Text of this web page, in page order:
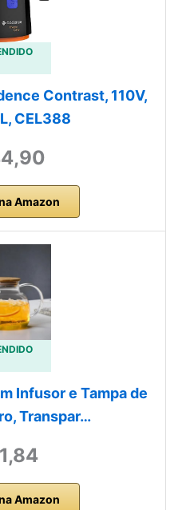
Contrast, 110V,
CEL388
Amazon
Infusor e Tampa de
Transpar…
Amazon